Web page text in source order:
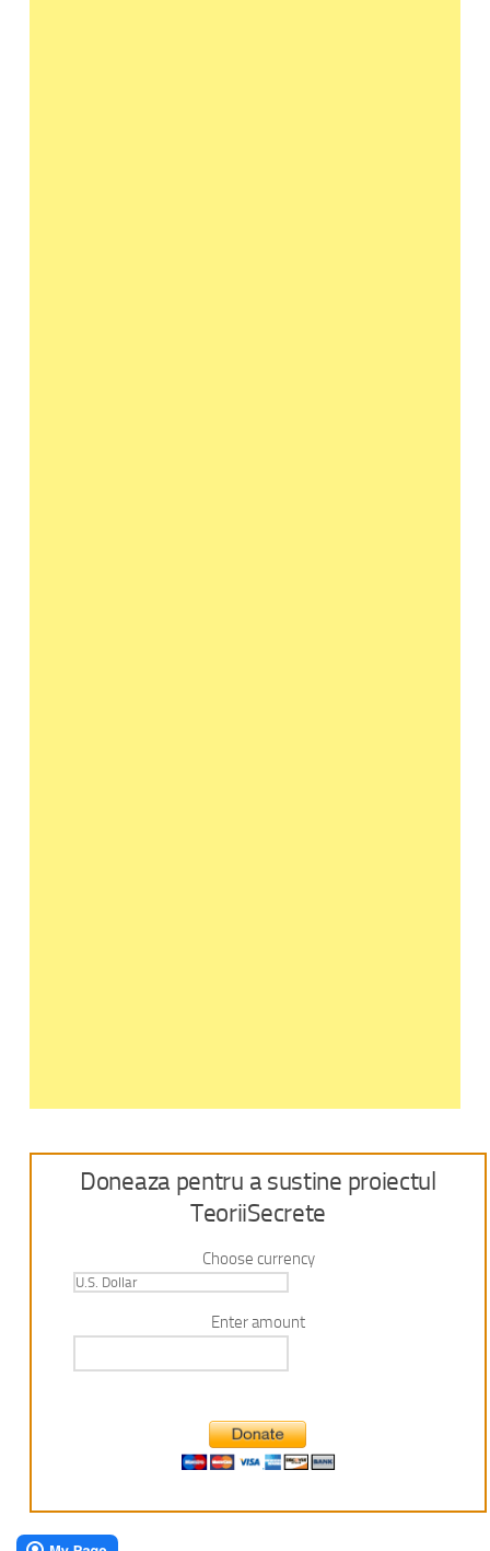
Doneaza pentru a sustine proiectul
TeoriiSecrete
Choose currency
Enter amount